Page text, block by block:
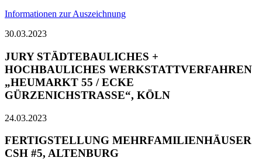
Informationen zur Auszeichnung
30.03.2023
JURY STÄDTEBAULICHES +
HOCHBAULICHES WERKSTATTVERFAHREN
„HEUMARKT 55 / ECKE
GÜRZENICHSTRASSE“, KÖLN
24.03.2023
FERTIGSTELLUNG MEHRFAMILIENHÄUSER
CSH #5, ALTENBURG